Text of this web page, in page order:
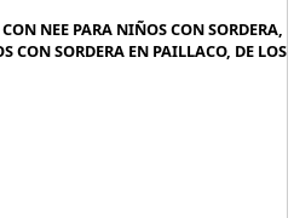
NEE PARA NIÑOS CON SORDERA,
CON SORDERA EN PAILLACO, DE LOS